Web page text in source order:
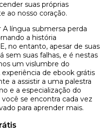
suas próprias
ao nosso coração.
língua submersa perda
a história
no entanto, apesar de suas
sem suas falhas, e é nestas
um vislumbre do
de ebook grátis
a assistir a uma palestra
e a especialização do
se encontra cada vez
para aprender mais.